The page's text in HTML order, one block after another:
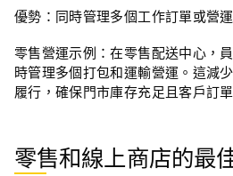
優勢 ：同時管理多個工作訂單或營運
零售營運示例：在零售配送中心，
時管理多個打包和運輸營運。這減
履行，確保門市庫存充足且客戶訂
零售和線上商店的最